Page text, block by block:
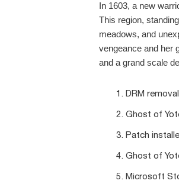
In 1603, a new
This region,
meadows, and
vengeance and her
and a grand scale
DRM
Ghost of
Patch
Ghost of
Microsoft